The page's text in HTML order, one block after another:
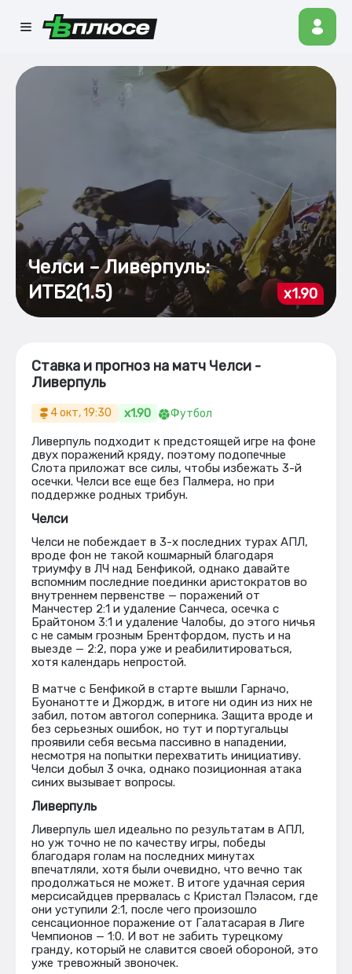
Челси – Ливерпуль:
ИТБ2(1.5)
x1.90
Ставка и прогноз на матч Челси -
Ливерпуль
4 окт, 19:30 x1.90 Футбол
Ливерпуль подходит к предстоящей игре на фоне
двух поражений кряду, поэтому подопечные
Слота приложат все силы, чтобы избежать 3-й
осечки. Челси все еще без Палмера, но при
поддержке родных трибун.
Челси
Челси не побеждает в 3-х последних турах АПЛ,
вроде фон не такой кошмарный благодаря
триумфу в ЛЧ над Бенфикой, однако давайте
вспомним последние поединки аристократов во
внутреннем первенстве — поражений от
Манчестер 2:1 и удаление Санчеса, осечка с
Брайтоном 3:1 и удаление Чалобы, до этого ничья
с не самым грозным Брентфордом, пусть и на
выезде — 2:2, пора уже и реабилитироваться,
хотя календарь непростой.
В матче с Бенфикой в старте вышли Гарначо,
Буонанотте и Джордж, в итоге ни один из них не
забил, потом автогол соперника. Защита вроде и
без серьезных ошибок, но тут и португальцы
проявили себя весьма пассивно в нападении,
несмотря на попытки перехватить инициативу.
Челси добыл 3 очка, однако позиционная атака
синих вызывает вопросы.
Ливерпуль
Ливерпуль шел идеально по результатам в АПЛ,
но уж точно не по качеству игры, победы
благодаря голам на последних минутах
впечатляли, хотя были очевидно, что вечно так
продолжаться не может. В итоге удачная серия
мерсисайдцев прервалась с Кристал Пэласом, где
они уступили 2:1, после чего произошло
сенсационное поражение от Галатасарая в Лиге
Чемпионов — 1:0. И вот не забить турецкому
гранду, который не славится своей обороной, это
уже тревожный звоночек.